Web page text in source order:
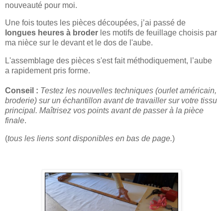
nouveauté pour moi.
Une fois toutes les pièces découpées, j’ai passé de
longues heures à broder les motifs de feuillage choisis par
ma nièce sur le devant et le dos de l'aube.
L'assemblage des pièces s'est fait méthodiquement, l’aube
a rapidement pris forme.
Conseil : Testez les nouvelles techniques (ourlet américain,
broderie) sur un échantillon avant de travailler sur votre tissu
principal. Maîtrisez vos points avant de passer à la pièce
finale.
(tous les liens sont disponibles en bas de page.)